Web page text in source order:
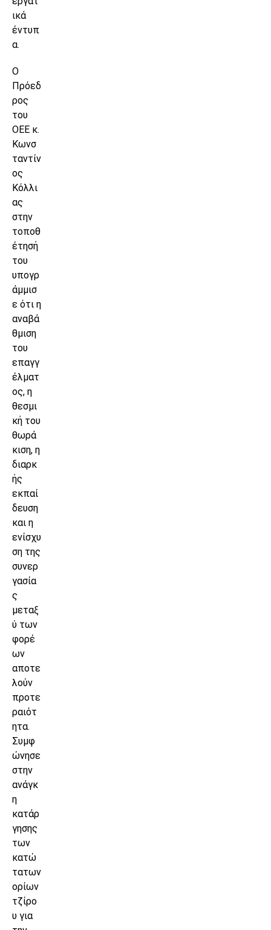
ικά
έντυπ
α.
Ο
Πρόεδ
ρος
του
ΟΕΕ κ.
Κωνσ
ταντίν
ος
Κόλλι
ας
στην
τοποθ
έτησή
του
υπογρ
άμμισ
ε ότι η
αναβά
θμιση
του
επαγγ
έλματ
ος, η
θεσμι
κή του
θωρά
κιση, η
διαρκ
ής
εκπαί
δευση
και η
ενίσχυ
ση της
συνερ
γασία
ς
μεταξ
ύ των
φορέ
ων
αποτε
λούν
προτε
ραιότ
ητα.
Συμφ
ώνησε
στην
ανάγκ
η
κατάρ
γησης
των
κατώ
τατων
ορίων
τζίρο
υ για